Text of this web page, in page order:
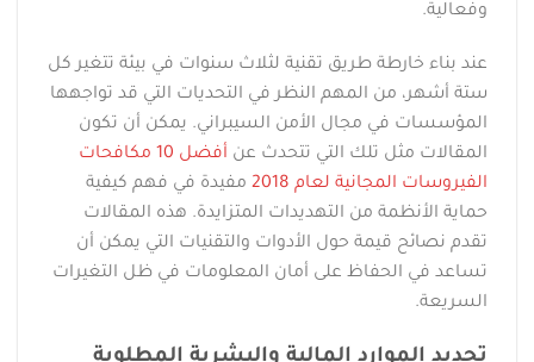
وفعالية.
عند بناء خارطة طريق تقنية لثلاث سنوات في بيئة تتغير كل
ستة أشهر، من المهم النظر في التحديات التي قد تواجهها
المؤسسات في مجال الأمن السيبراني. يمكن أن تكون
المقالات مثل تلك التي تتحدث عن
أفضل 10 مكافحات
الفيروسات المجانية لعام 2018
مفيدة في فهم كيفية
حماية الأنظمة من التهديدات المتزايدة. هذه المقالات
تقدم نصائح قيمة حول الأدوات والتقنيات التي يمكن أن
تساعد في الحفاظ على أمان المعلومات في ظل التغيرات
السريعة.